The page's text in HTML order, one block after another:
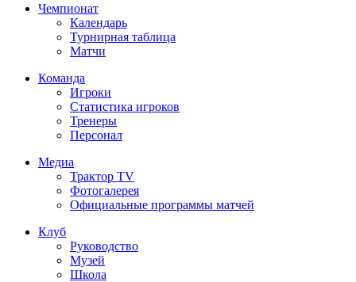
Чемпионат
Календарь
Турнирная таблица
Матчи
Команда
Игроки
Статистика игроков
Тренеры
Персонал
Медиа
Трактор TV
Фотогалерея
Официальные программы матчей
Клуб
Руководство
Музей
Школа